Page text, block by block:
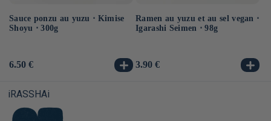
Sauce ponzu au yuzu ⋅ Kimise
Shoyu ⋅ 300g
Prix
6.50 €
Ramen au yuzu et au sel vegan ⋅
Igarashi Seimen ⋅ 98g
Prix
3.90 €
iRASSHAi